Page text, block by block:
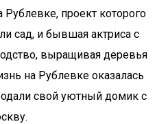
проект которого
сад, и бывшая актриса с
выращивая деревья
на Рублевке оказалась
свой уютный домик с